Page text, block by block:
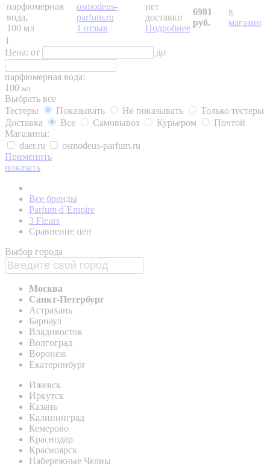
парфюмерная
вода,
100 мл
osmodeus-
parfum.ru
1 отзыв
нет
доставки
Подробнее
6981
руб.
в
магазин
1
Цена: от до
парфюмерная вода:
100 мл
Выбрать все
Тестеры
Показывать Не показывать
Только тестеры
Доставка
Все Самовывоз Курьером
Почтой
Магазины:
daer.ru
osmodeus-parfum.ru
Применить
показать
Все бренды
Parfum d`Empire
3 Fleurs
Сравнение цен
Выбор города
Москва
Санкт-Петербург
Астрахань
Барнаул
Владивосток
Волгоград
Воронеж
Екатеринбург
Ижевск
Иркутск
Казань
Калининград
Кемерово
Краснодар
Красноярск
Набережные Челны